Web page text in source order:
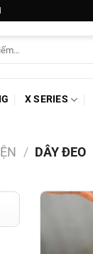
X SERIES
/ DÂY ĐEO